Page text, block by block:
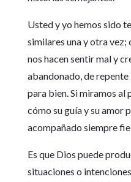
Usted y yo hemos sido
similares una y otra vez;
nos hacen sentir mal y
abandonado, de
para bien. Si miramos al
cómo su guía y su amor
acompañado siempre
Es que Dios puede
situaciones o